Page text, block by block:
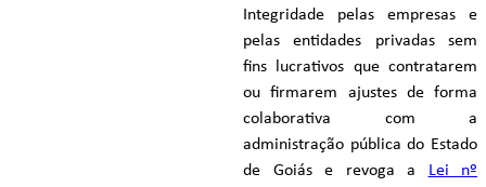
Integridade pelas empresas e
pelas entidades privadas sem
fins lucrativos que contratarem
ou firmarem ajustes de forma
colaborativa com a
administração pública do Estado
de Goiás e revoga a Lei nº